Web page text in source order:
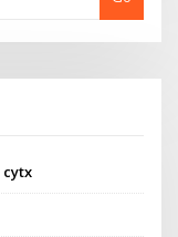
cytx